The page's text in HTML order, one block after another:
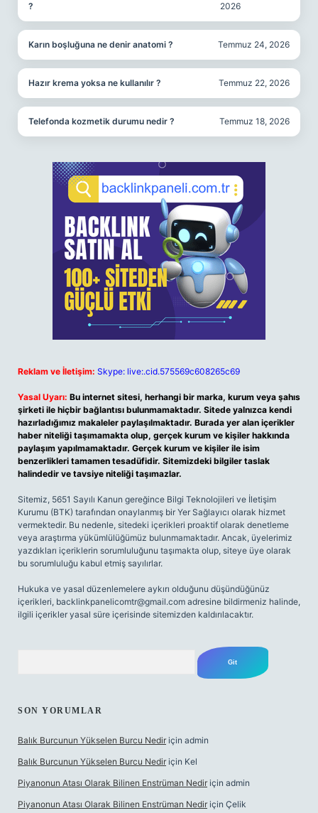
?
2026
Karın boşluğuna ne denir anatomi ? Temmuz 24, 2026
Hazır krema yoksa ne kullanılır ? Temmuz 22, 2026
Telefonda kozmetik durumu nedir ? Temmuz 18, 2026
Reklam ve İletişim: Skype: live:.cid.575569c608265c69
Yasal Uyarı: Bu internet sitesi, herhangi bir marka, kurum veya şahıs
şirketi ile hiçbir bağlantısı bulunmamaktadır. Sitede yalnızca kendi
hazırladığımız makaleler paylaşılmaktadır. Burada yer alan içerikler
haber niteliği taşımamakta olup, gerçek kurum ve kişiler hakkında
paylaşım yapılmamaktadır. Gerçek kurum ve kişiler ile isim
benzerlikleri tamamen tesadüfidir. Sitemizdeki bilgiler taslak
halindedir ve tavsiye niteliği taşımazlar.
Sitemiz, 5651 Sayılı Kanun gereğince Bilgi Teknolojileri ve İletişim
Kurumu (BTK) tarafından onaylanmış bir Yer Sağlayıcı olarak hizmet
vermektedir. Bu nedenle, sitedeki içerikleri proaktif olarak denetleme
veya araştırma yükümlülüğümüz bulunmamaktadır. Ancak, üyelerimiz
yazdıkları içeriklerin sorumluluğunu taşımakta olup, siteye üye olarak
bu sorumluluğu kabul etmiş sayılırlar.
Hukuka ve yasal düzenlemelere aykırı olduğunu düşündüğünüz
içerikleri, backlinkpanelicomtr@gmail.com adresine bildirmeniz halinde,
ilgili içerikler yasal süre içerisinde sitemizden kaldırılacaktır.
SON YORUMLAR
Balık Burcunun Yükselen Burcu Nedir için admin
Balık Burcunun Yükselen Burcu Nedir için Kel
Piyanonun Atası Olarak Bilinen Enstrüman Nedir için admin
Piyanonun Atası Olarak Bilinen Enstrüman Nedir için Çelik